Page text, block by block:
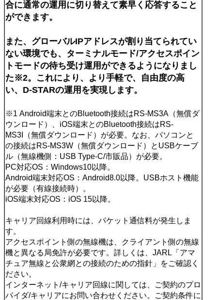
合に通常の運用に切り替えて素早く応答すること
ができます。
また、グローバルIPアドレスが割り当てられてい
ない環境でも、ターミナルモード/アクセスポイン
トモードの待ち受け運用ができるようになりまし
た※2。これにより、より手軽で、自由度の高
い、D-STARの運用を実現します。
※1 Android端末とのBluetooth接続はRS-MS3A（無償ダ
ウンロード）、iOS端末とのBluetooth接続はRS-
MS3I（無償ダウンロード）が必要。なお、パソコンと
の接続はRS-MS3W（無償ダウンロード）とUSBケーブ
ル（無線機側：USB Type-C/市販品）が必要。
PC対応OS：Windows10以降。
Android端末対応OS：Android8.0以降。USBホスト機能
が必要（有線接続時）。
iOS端末対応OS：iOS 15以降。
キャリア回線利用時には、パケット通信料が発生しま
す。
アクセスポイント側の無線機は、クライアント側の無線
機と異なる局免許が必要です。詳しくは、JARL「アマ
チュア無線と公衆網との接続のための指針」をご確認く
ださい。
インターネット/キャリア回線に関しては、ご契約のプロ
バイダ/キャリアにお問い合わせください。ご契約条件に